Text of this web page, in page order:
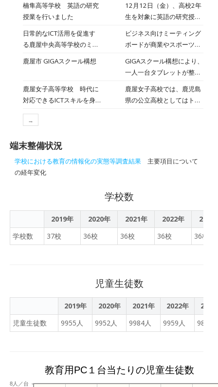
表生徒５名がステージに立
ち、日頃の学校生活などで
得た気づき、将来の夢、社
会問題に対する自身の考え
など、多岐にわたるテーマ
で熱弁を振るいました。
予選を勝ち抜いただけあっ
て、今年度の弁論内容も訴
求力や共感を生む力作ばか
員として生徒代表８名、教
２名を選出します。 最後
に教頭が講評を行い、それ
ぞれの弁士の良かった点な
どについて触れ、弁士とし
ての活動をねぎらうことで
した。 生徒たちが言葉を
観に触れる、素晴らしい大
楠隼高等学校 英語の研究
授業を行いました
12月12日（金）、高校2年
生を対象に英語の研究授業
度 未来を切り拓く！新時
代に対応した資質・能力育
成推進事業「令和の日本型
学校教育推進支援プログラ
ム」に係る研究授業として
行われました。 研究内容は
・外国語でコミュニケーシ
［発表］の発信力の育成 ・
律的に学習に取り組もうと
た。
日常的なICT活用を促進す
る鹿屋中央高等学校のミー
ビジネス向けミーティング
ボードが商業やスポーツの
児島県の大隅半島の中央に
位置する鹿屋市にある前田
学園 鹿屋中央高等学校（以
下、鹿屋中央高校）。同校
を変更している。同校では
しており、それぞれ特色あ
る学びを実践している。そ
の学びを支えているICT環
境を見ていこう。 六つの多
様なコースで学ぶ 鹿屋中
央高校が設置する六つのコ
医学部や薬学部、歯学部へ
の合格を目指す「文理コー
ス」、国公立大学進学を目
指す「進学コース」のほ
か、学業とスポーツを両立
と同時に調理師免許の取得
を目指す「調理コース」
鹿屋市 GIGAスクール構想
GIGAスクール構想により、
一人一台タブレットが整備
に、ほぼ全ての教科でタブ
レットを活用した授業が行
端末の更新について、国の
「GIGAスクール構想加速化
「公立学校情報機器整備事
業に係る各種計画の策定要
領」に基づき各種計画を策
策定 端末整備・更新計画
（PDF：88KB） ネットワ
ーク整備計画（PDF：
42KB） 校務DX計画
（PDF：114KB） 1人1台端
鹿屋女子高等学校 時代に
対応できるICTスキルを身
鹿屋女子高校では、鹿児島
県の公立高校としてはトッ
ローバル社会において欠か
せないICT教育を推進し、
る人材を育成します。
→
端末整備状況
学校における教育の情報化の実態等調査結果 主要項目について
の経年変化
学校数
2019年 2020年 2021年 2022年
2023
学校数
37校 36校 36校 36校 36校
児童生徒数
2019年 2020年 2021年 2022年
2023
児童生徒数
9955人 9952人 9984人 9959人 9883
教育用PC１台当たりの児童生徒数
8人／台